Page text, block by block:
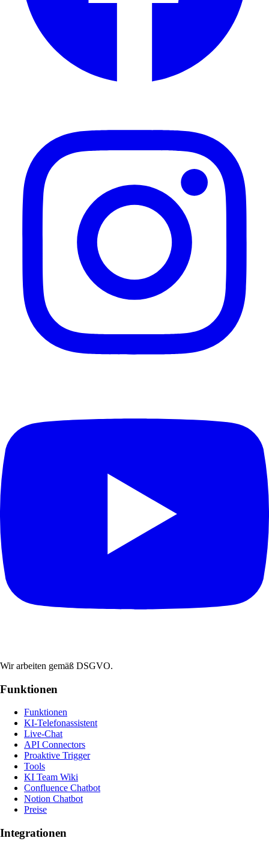
Wir arbeiten gemäß DSGVO.
Funktionen
Funktionen
KI-Telefonassistent
Live-Chat
API Connectors
Proaktive Trigger
Tools
KI Team Wiki
Confluence Chatbot
Notion Chatbot
Preise
Integrationen